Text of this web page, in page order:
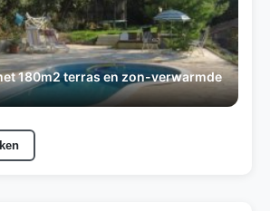
180m2 terras en zon-verwarmde